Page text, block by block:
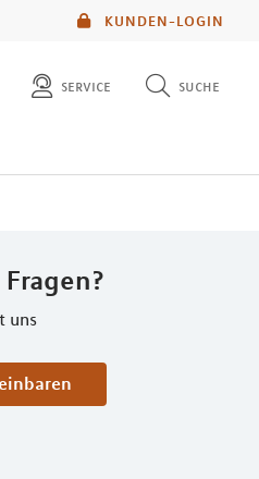
KUNDEN-LOGIN
service suche
website durchsuchen
uns